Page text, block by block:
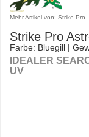
Mehr Artikel von: Strike Pro
Strike Pro
Farbe: Bluegill |
IDEALER
UV